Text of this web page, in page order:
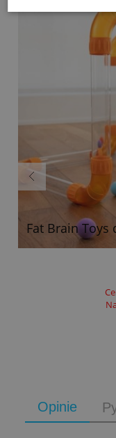
Fat Brain Toys
Opinie